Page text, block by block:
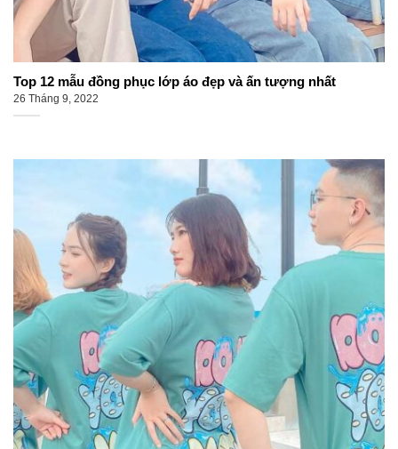
Top 12 mẫu đồng phục lớp áo đẹp và ấn tượng nhất
26 Tháng 9, 2022